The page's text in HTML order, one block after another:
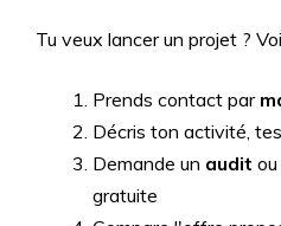
Tu veux lancer un projet ?
Prends contact par
Décris ton activité,
Demande un audit
gratuite